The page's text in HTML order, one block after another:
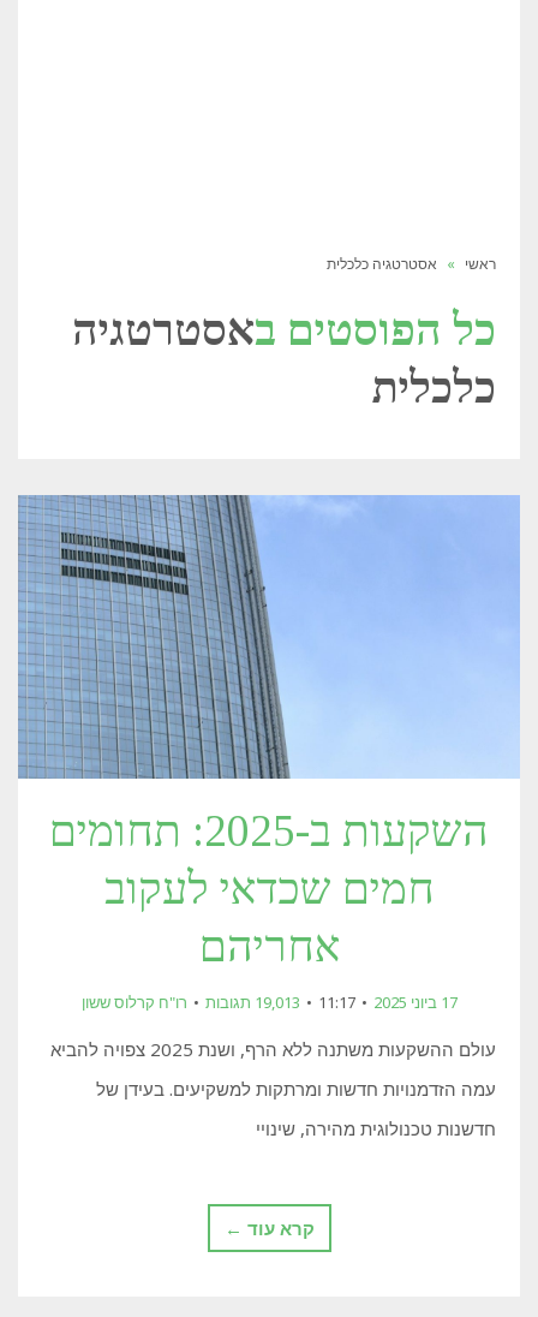
ראשי » אסטרטגיה כלכלית
כל הפוסטים באסטרטגיה
כלכלית
השקעות ב-2025: תחומים
חמים שכדאי לעקוב
אחריהם
17 ביוני 2025 11:17 19,013 תגובות רו"ח קרלוס ששון
עולם ההשקעות משתנה ללא הרף, ושנת 2025 צפויה להביא
עמה הזדמנויות חדשות ומרתקות למשקיעים. בעידן של
חדשנות טכנולוגית מהירה, שינויי
קרא עוד ←